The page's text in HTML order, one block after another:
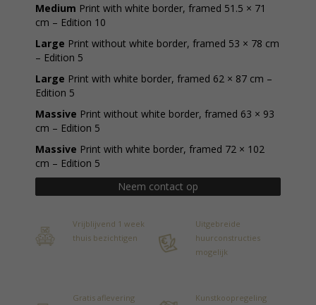
Medium Print with white border, framed 51.5 × 71
cm – Edition 10
Large Print without white border, framed 53 × 78 cm
– Edition 5
Large Print with white border, framed 62 × 87 cm –
Edition 5
Massive Print without white border, framed 63 × 93
cm – Edition 5
Massive Print with white border, framed 72 × 102
cm – Edition 5
Neem contact op
Vrijblijvend 1 week
thuis bezichtigen
Uitgebreide
huurconstructies
mogelijk
Gratis aflevering
Kunstkoopregeling